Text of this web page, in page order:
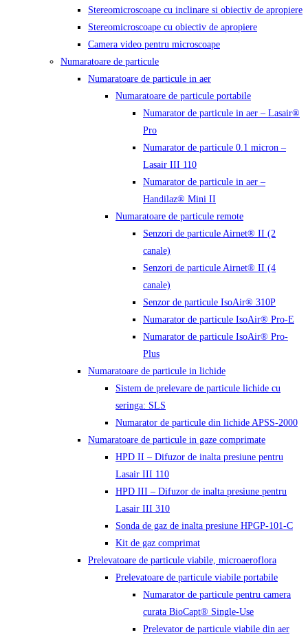
Stereomicroscoape cu inclinare si obiectiv de apropiere
Stereomicroscoape cu obiectiv de apropiere
Camera video pentru microscoape
Numaratoare de particule
Numaratoare de particule in aer
Numaratoare de particule portabile
Numarator de particule in aer – Lasair®
Pro
Numarator de particule 0.1 micron –
Lasair III 110
Numarator de particule in aer –
Handilaz® Mini II
Numaratoare de particule remote
Senzori de particule Airnet® II (2
canale)
Senzori de particule Airnet® II (4
canale)
Senzor de particule IsoAir® 310P
Numarator de particule IsoAir® Pro-E
Numarator de particule IsoAir® Pro-
Plus
Numaratoare de particule in lichide
Sistem de prelevare de particule lichide cu
seringa: SLS
Numarator de particule din lichide APSS-2000
Numaratoare de particule in gaze comprimate
HPD II – Difuzor de inalta presiune pentru
Lasair III 110
HPD III – Difuzor de inalta presiune pentru
Lasair III 310
Sonda de gaz de inalta presiune HPGP-101-C
Kit de gaz comprimat
Prelevatoare de particule viabile, microaeroflora
Prelevatoare de particule viabile portabile
Numarator de particule pentru camera
curata BioCapt® Single-Use
Prelevator de particule viabile din aer